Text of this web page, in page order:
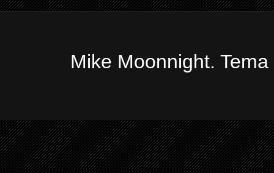
Mike Moonnight.